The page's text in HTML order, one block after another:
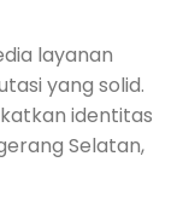
layanan
yang solid.
identitas
Selatan,